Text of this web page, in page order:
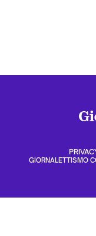
GIORNALETTISMO